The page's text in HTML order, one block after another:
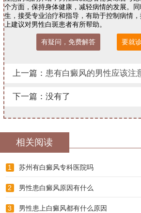
个方面，保持身体健康，减轻病情的发展。
生，接受专业治疗和指导，有助于控制病情
上建议对男性白斑患者有所帮助。
有疑问，免费解答 要就
上一篇： 患有白癜风的男性应该注
下一篇：没有了
相关阅读
1 苏州有白癜风专科医院吗
2 男性患白癜风原因有什么
3 男性患上白癜风都有什么原因